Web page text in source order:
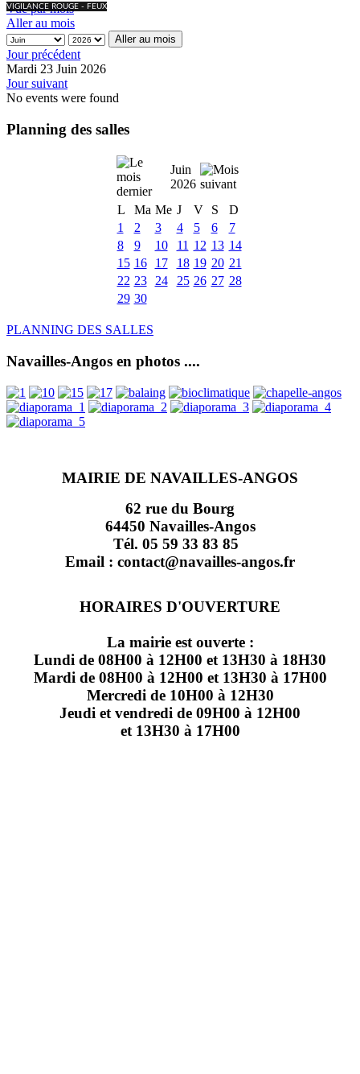
VIGILANCE ROUGE - FEUX
Vue par mois
Aller au mois
Aller au mois
Jour précédent
Mardi 23 Juin 2026
Jour suivant
No events were found
Planning des salles
Juin
2026
L
Ma Me J V S
D
1
2 3 4 5 6
7
8
9 10 11 12 13 14
15 16 17 18 19 20 21
22 23 24 25 26 27 28
29 30
PLANNING DES SALLES
Navailles-Angos en photos ....
MAIRIE DE NAVAILLES-ANGOS
62 rue du Bourg
64450 Navailles-Angos
Tél. 05 59 33 83 85
Email : contact@navailles-angos.fr
HORAIRES D'OUVERTURE
La mairie est ouverte :
Lundi de 08H00 à 12H00 et 13H30 à 18H30
Mardi de 08H00 à 12H00 et 13H30 à 17H00
Mercredi de 10H00 à 12H30
Jeudi et vendredi de 09H00 à 12H00
et 13H30 à 17H00